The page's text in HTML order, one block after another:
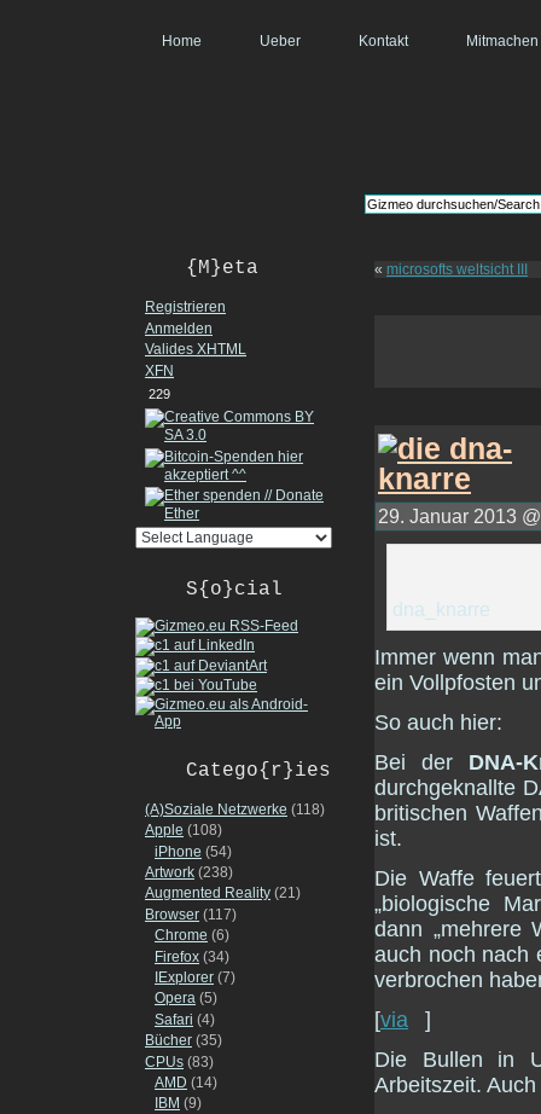
Home Ueber Kontakt Mitmachen
{M}eta
Registrieren
Anmelden
Valides XHTML
XFN
229
S{o}cial
Catego{r}ies
(A)Soziale Netzwerke (118)
Apple (108)
iPhone (54)
Artwork (238)
Augmented Reality (21)
Browser (117)
Chrome (6)
Firefox (34)
IExplorer (7)
Opera (5)
Safari (4)
Bücher (35)
CPUs (83)
AMD (14)
IBM (9)
« microsofts weltsicht III
29. Januar 2013
dna_knarre
Immer wenn
ein Vollpfosten
So auch hier:
Bei der DNA-
durchgeknallte
britischen
ist.
Die Waffe
„biologische
dann „mehrere
auch noch nach
verbrochen
[via
]
Die Bullen in
Arbeitszeit.